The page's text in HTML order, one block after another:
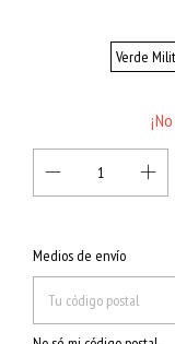
Verde
Entregas para el CP:
Medios de envío